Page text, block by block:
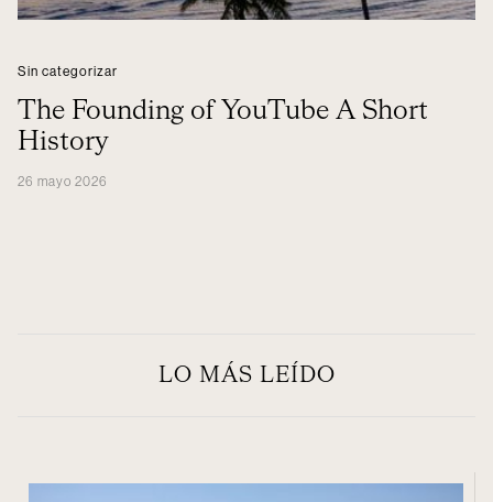
Sin categorizar
The Founding of YouTube A Short
History
26 mayo 2026
LO MÁS LEÍDO